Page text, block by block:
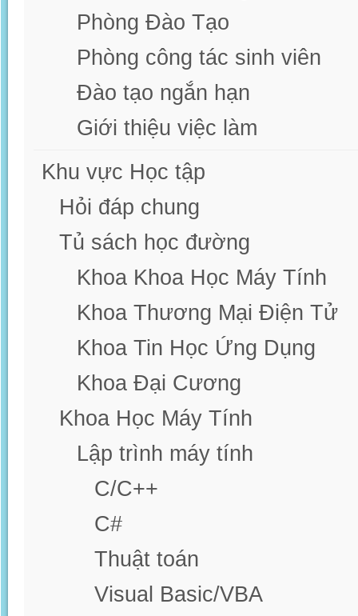
Phòng Đào Tạo
Phòng công tác sinh viên
Đào tạo ngắn hạn
Giới thiệu việc làm
Khu vực Học tập
Hỏi đáp chung
Tủ sách học đường
Khoa Khoa Học Máy Tính
Khoa Thương Mại Điện Tử
Khoa Tin Học Ứng Dụng
Khoa Đại Cương
Khoa Học Máy Tính
Lập trình máy tính
C/C++
C#
Thuật toán
Visual Basic/VBA